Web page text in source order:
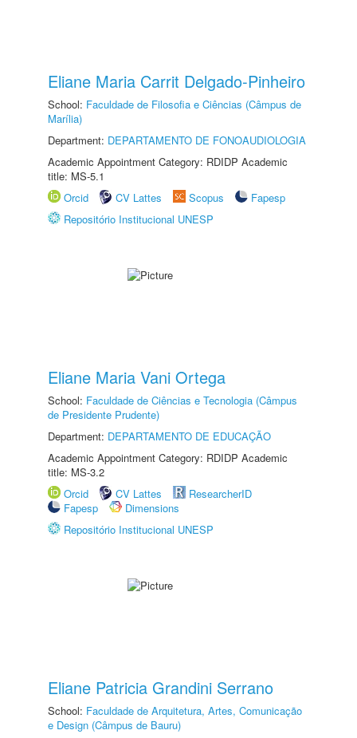
Eliane Maria Carrit Delgado-Pinheiro
School: Faculdade de Filosofia e Ciências (Câmpus de
Marília)
Department: DEPARTAMENTO DE FONOAUDIOLOGIA
Academic Appointment Category: RDIDP Academic
title: MS-5.1
Orcid
CV Lattes Scopus
Fapesp
Repositório Institucional UNESP
Eliane Maria Vani Ortega
School: Faculdade de Ciências e Tecnologia (Câmpus
de Presidente Prudente)
Department: DEPARTAMENTO DE EDUCAÇÃO
Academic Appointment Category: RDIDP Academic
title: MS-3.2
Orcid
CV Lattes
ResearcherID
Fapesp
Dimensions
Repositório Institucional UNESP
Eliane Patricia Grandini Serrano
School: Faculdade de Arquitetura, Artes, Comunicação
e Design (Câmpus de Bauru)